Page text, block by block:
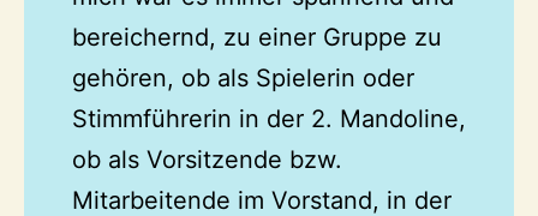
bereichernd, zu einer Gruppe zu
gehören, ob als Spielerin oder
Stimmführerin in der 2. Mandoline,
ob als Vorsitzende bzw.
Mitarbeitende im Vorstand, in der